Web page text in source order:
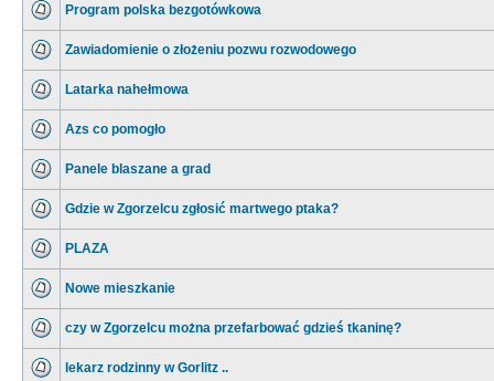
Program polska bezgotówkowa
Zawiadomienie o złożeniu pozwu rozwodowego
Latarka nahełmowa
Azs co pomogło
Panele blaszane a grad
Gdzie w Zgorzelcu zgłosić martwego ptaka?
PLAZA
Nowe mieszkanie
czy w Zgorzelcu można przefarbować gdzieś tkaninę?
lekarz rodzinny w Gorlitz ..